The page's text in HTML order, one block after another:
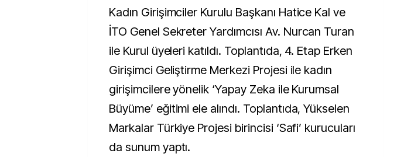
Kadın Girişimciler Kurulu Başkanı Hatice Kal ve
İTO Genel Sekreter Yardımcısı Av. Nurcan Turan
ile Kurul üyeleri katıldı. Toplantıda, 4. Etap Erken
Girişimci Geliştirme Merkezi Projesi ile kadın
girişimcilere yönelik ‘Yapay Zeka ile Kurumsal
Büyüme’ eğitimi ele alındı. Toplantıda, Yükselen
Markalar Türkiye Projesi birincisi ‘Safi’ kurucuları
da sunum yaptı.